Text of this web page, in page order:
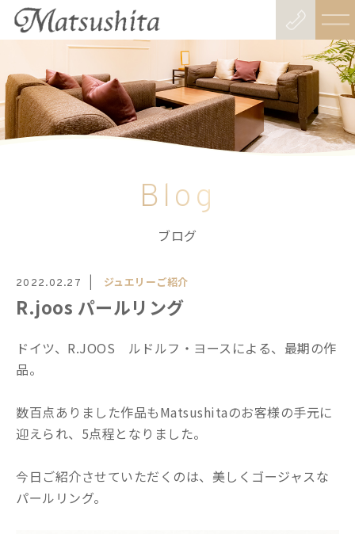
Blog
ブログ
2022.02.27 ジュエリーご紹介
R.joos パールリング
ドイツ、R.JOOS ルドルフ・ヨースによる、最期の作
品。
数百点ありました作品もMatsushitaのお客様の手元に
迎えられ、5点程となりました。
今日ご紹介させていただくのは、美しくゴージャスな
パールリング。